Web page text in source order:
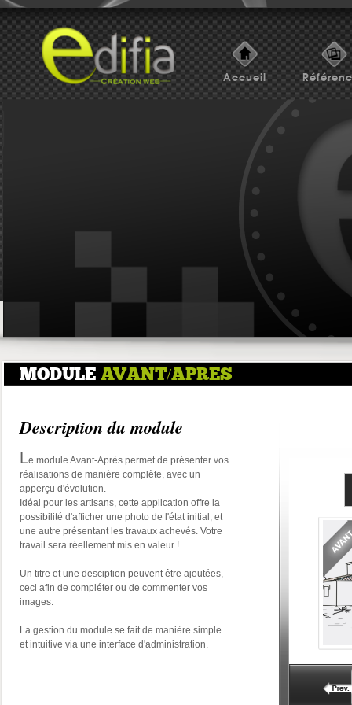
Accueil
MODULE AVANT/APRES
Description du module
Le module Avant-Après permet de présenter vos
réalisations de manière complète, avec un
apperçu d'évolution.
Idéal pour les artisans, cette application offre la
possibilité d'afficher une photo de l'état initial, et
une autre présentant les travaux achevés. Votre
travail sera réellement mis en valeur !
Un titre et une desciption peuvent être ajoutées,
ceci afin de compléter ou de commenter vos
images.
La gestion du module se fait de manière simple
et intuitive via une interface d'administration.